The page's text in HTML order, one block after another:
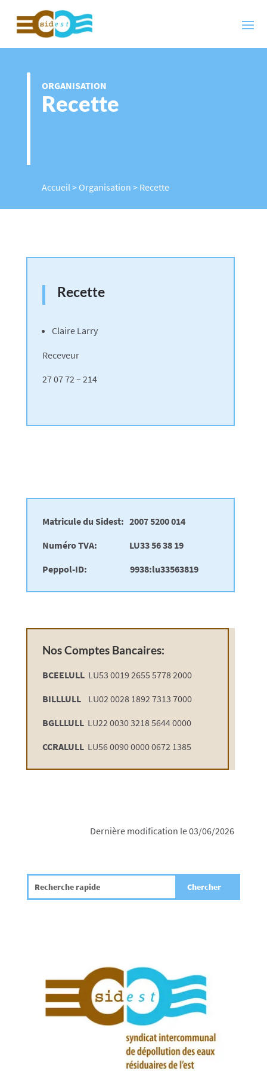
ORGANISATION
Recette
Accueil> Organisation > Recette
Recette
Claire Larry
Receveur
27 07 72 – 214
Matricule du Sidest: 2007 5200 014
Numéro TVA: LU33 56 38 19
Peppol-ID: 9938:lu33563819
Nos Comptes Bancaires:
BCEELULL LU53 0019 2655 5778 2000
BILLLULL
LU02 0028 1892 7313 7000
BGLLLULL LU22 0030 3218 5644 0000
CCRALULLLU56 0090 0000 0672 1385
Dernière modification le 03/06/2026